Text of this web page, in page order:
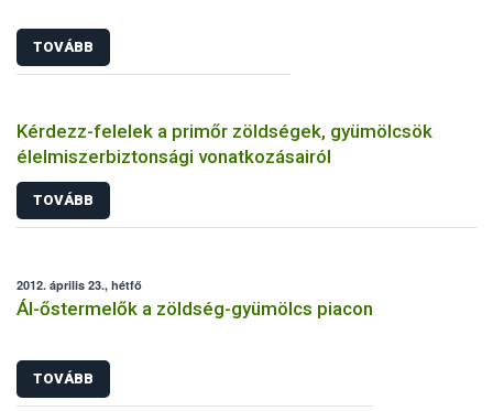
TOVÁBB
Kérdezz-felelek a primőr zöldségek, gyümölcsök
élelmiszerbiztonsági vonatkozásairól
TOVÁBB
2012. április 23., hétfő
Ál-őstermelők a zöldség-gyümölcs piacon
TOVÁBB